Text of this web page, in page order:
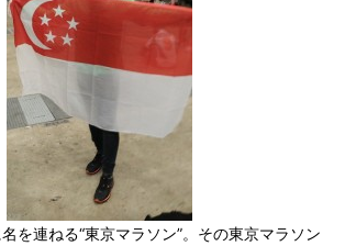
を連ねる“東京マラソン”。その東京マラソン